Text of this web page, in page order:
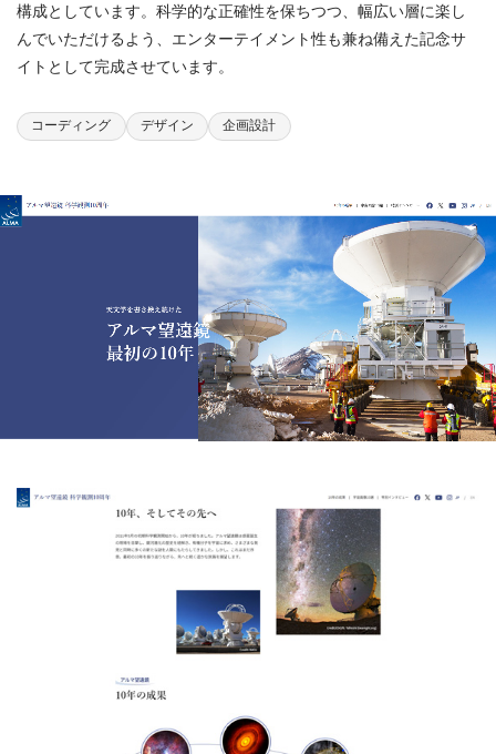
構成としています。科学的な正確性を保ちつつ、幅広い層に楽し
んでいただけるよう、エンターテイメント性も兼ね備えた記念サ
イトとして完成させています。
コーディング デザイン 企画設計